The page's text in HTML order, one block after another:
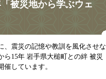
被災地から学ぶウェ
、震災の記憶や教訓を風化させな
ら15年 岩手県大槌町との絆 被災
しています。